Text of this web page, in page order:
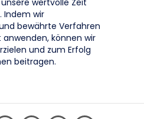
wertvolle Zeit
Indem wir
bewährte Verfahren
können wir
und zum Erfolg
beitragen.